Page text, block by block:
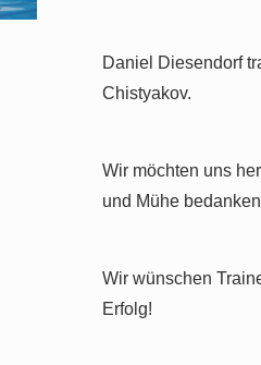
Daniel Diesendorf
Chistyakov.
Wir möchten uns
und Mühe
Wir wünschen
Erfolg!